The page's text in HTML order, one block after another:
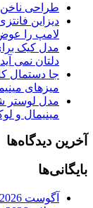
طراحی ناخن
دیزاین
لامپ را
مدل کیک
دلتان نمی
جا دستمال
میزهای
مدل لوستر
مینیمال و
آخرین دیدگاه‌ها
بایگانی‌ها
آگوست 2026